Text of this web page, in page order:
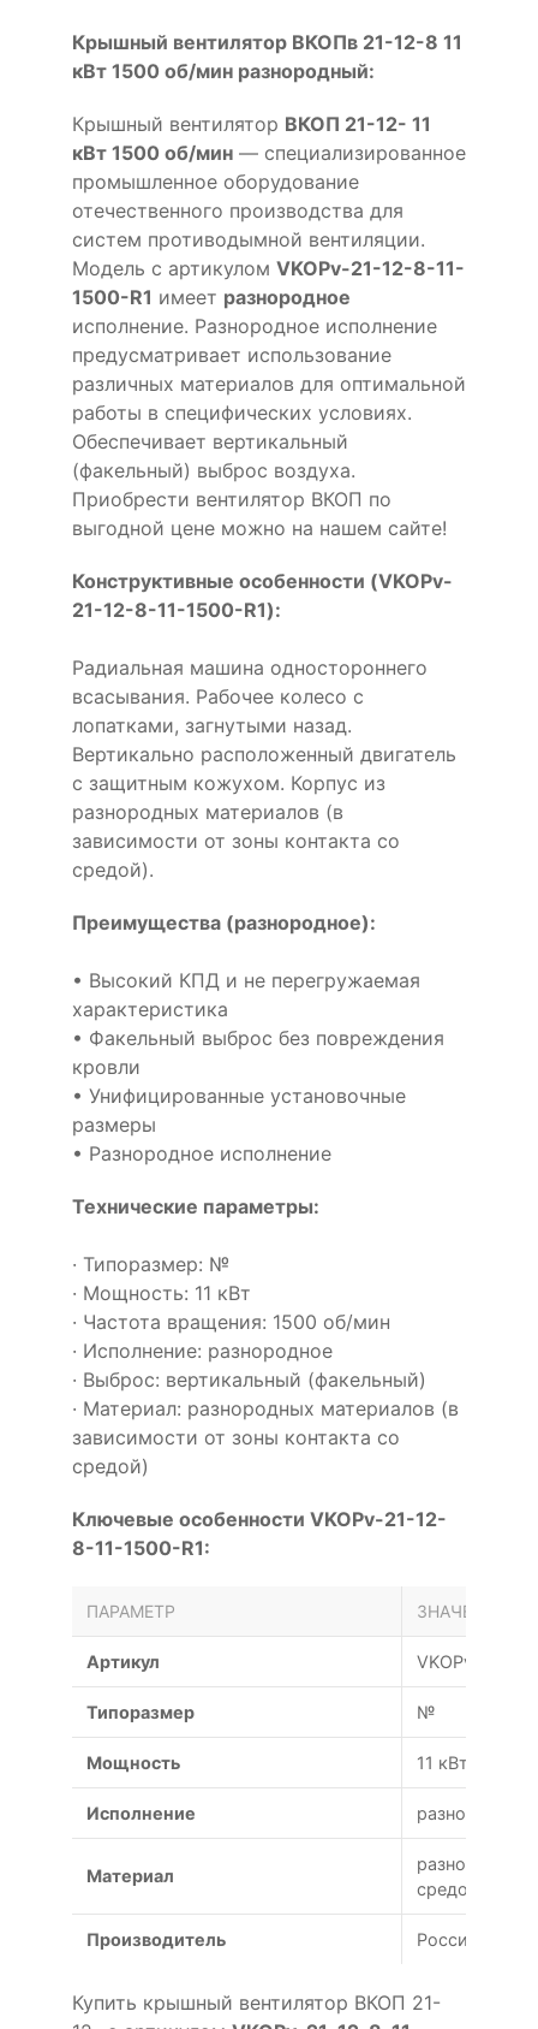
Крышный вентилятор ВКОПв 21-12-8 11
кВт 1500 об/мин разнородный:
Крышный вентилятор ВКОП 21-12- 11
кВт 1500 об/мин — специализированное
промышленное оборудование
отечественного производства для
систем противодымной вентиляции.
Модель с артикулом VKOPv-21-12-8-11-
1500-R1 имеет разнородное
исполнение. Разнородное исполнение
предусматривает использование
различных материалов для оптимальной
работы в специфических условиях.
Обеспечивает вертикальный
(факельный) выброс воздуха.
Приобрести вентилятор ВКОП по
выгодной цене можно на нашем сайте!
Конструктивные особенности (VKOPv-
21-12-8-11-1500-R1):
Радиальная машина одностороннего
всасывания. Рабочее колесо с
лопатками, загнутыми назад.
Вертикально расположенный двигатель
с защитным кожухом. Корпус из
разнородных материалов (в
зависимости от зоны контакта со
средой).
Преимущества (разнородное):
• Высокий КПД и не перегружаемая
характеристика
• Факельный выброс без повреждения
кровли
• Унифицированные установочные
размеры
• Разнородное исполнение
Технические параметры:
· Типоразмер: №
· Мощность: 11 кВт
· Частота вращения: 1500 об/мин
· Исполнение: разнородное
· Выброс: вертикальный (факельный)
· Материал: разнородных материалов (в
зависимости от зоны контакта со
средой)
Ключевые особенности VKOPv-21-12-
8-11-1500-R1:
ПАРАМЕТР ЗНАЧЕНИЕ
Артикул VKOPv-21-
Типоразмер №
Мощность 11 кВт
Исполнение разнородное
Материал
разнородных
средой)
Производитель Россия
Купить крышный вентилятор ВКОП 21-